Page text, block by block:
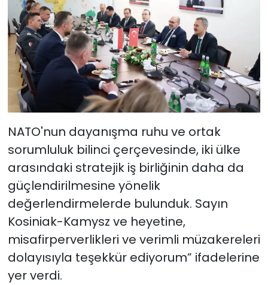
NATO'nun dayanışma ruhu ve ortak
sorumluluk bilinci çerçevesinde, iki ülke
arasındaki stratejik iş birliğinin daha da
güçlendirilmesine yönelik
değerlendirmelerde bulunduk. Sayın
Kosiniak-Kamysz ve heyetine,
misafirperverlikleri ve verimli müzakereleri
dolayısıyla teşekkür ediyorum” ifadelerine
yer verdi.